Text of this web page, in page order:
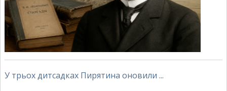
У трьох дитсадках Пирятина оновили ...